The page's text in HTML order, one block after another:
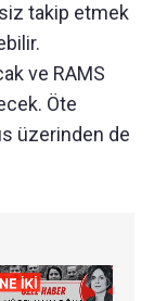
takip etmek
ve RAMS
Öte
üzerinden de